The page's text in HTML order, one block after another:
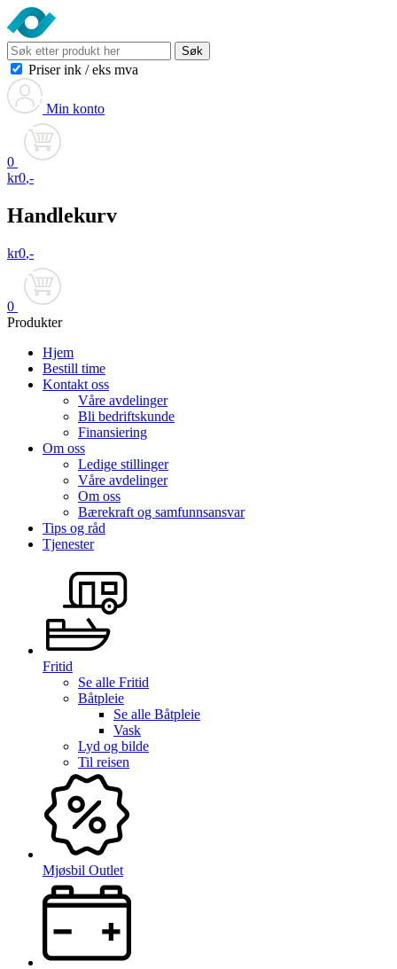
Søk
Priser ink / eks mva
Min konto
0
kr0,-
Handlekurv
kr0,-
0
Produkter
Hjem
Bestill time
Kontakt oss
Våre avdelinger
Bli bedriftskunde
Finansiering
Om oss
Ledige stillinger
Våre avdelinger
Om oss
Bærekraft og samfunnsansvar
Tips og råd
Tjenester
Fritid
Se alle Fritid
Båtpleie
Se alle Båtpleie
Vask
Lyd og bilde
Til reisen
Mjøsbil Outlet